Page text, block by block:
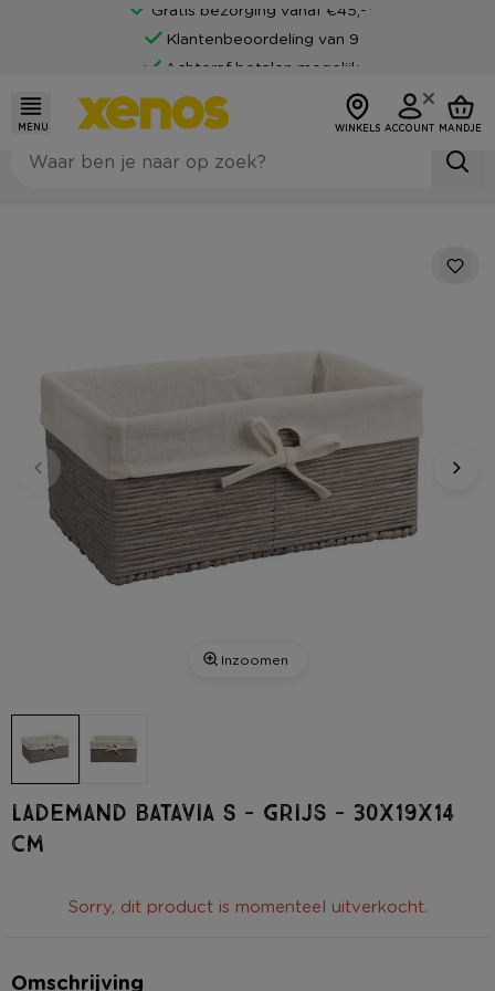
Gratis bezorging vanaf €45,-*
Klantenbeoordeling van 9
Achteraf betalen mogelijk
MENU WINKELS ACCOUNT MANDJE
Inzoomen
Lademand Batavia S - grijs - 30x19x14
cm
Sorry, dit product is momenteel uitverkocht.
Omschrijving